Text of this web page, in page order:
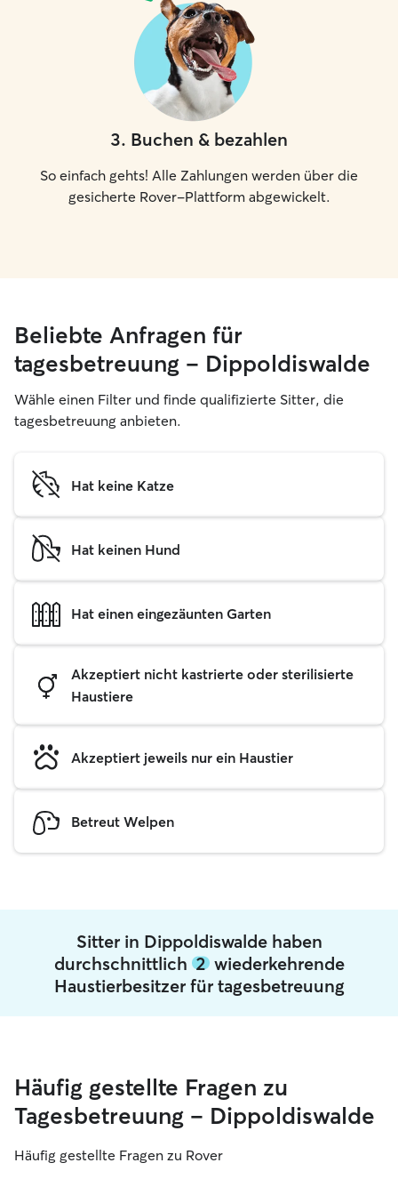
3. Buchen & bezahlen
So einfach gehts! Alle Zahlungen werden über die
gesicherte Rover-Plattform abgewickelt.
Beliebte Anfragen für
tagesbetreuung – Dippoldiswalde
Wähle einen Filter und finde qualifizierte Sitter, die
tagesbetreuung anbieten.
Hat keine Katze
Hat keinen Hund
Hat einen eingezäunten Garten
Akzeptiert nicht kastrierte oder sterilisierte
Haustiere
Akzeptiert jeweils nur ein Haustier
Betreut Welpen
Sitter in Dippoldiswalde haben
durchschnittlich 2wiederkehrende
Haustierbesitzer für tagesbetreuung
Häufig gestellte Fragen zu
Tagesbetreuung – Dippoldiswalde
Häufig gestellte Fragen zu Rover